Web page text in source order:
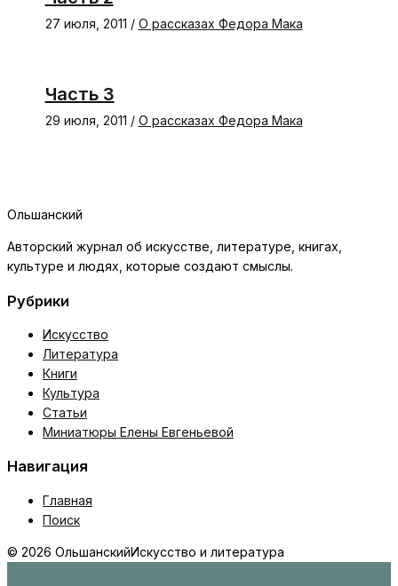
27 июля, 2011 / О рассказах Федора Мака
Часть 3
29 июля, 2011 / О рассказах Федора Мака
Ольшанский
Авторский журнал об искусстве, литературе, книгах,
культуре и людях, которые создают смыслы.
Рубрики
Искусство
Литература
Книги
Культура
Статьи
Миниатюры Елены Евгеньевой
Навигация
Главная
Поиск
© 2026 ОльшанскийИскусство и литература